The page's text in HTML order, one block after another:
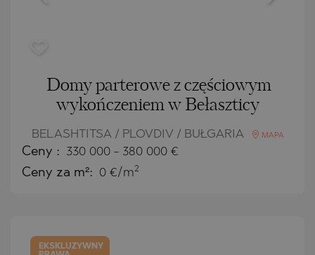
Domy parterowe z częściowym
wykończeniem w Bełaszticy
BELASHTITSA / PLOVDIV / BUŁGARIA MAPA
Ceny : 330 000 - 380 000 €
Ceny za m²: 0 €/m2
EKSKLUZYWNY